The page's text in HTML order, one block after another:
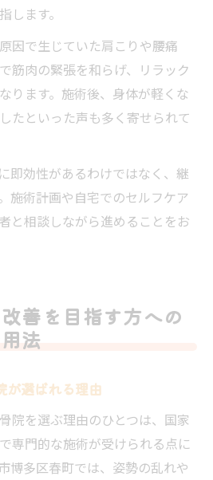
します。
因で生じていた肩こりや腰痛
筋肉の緊張を和らげ、リラック
ります。施術後、身体が軽くな
たといった声も多く寄せられて
即効性があるわけではなく、継
施術計画や自宅でのセルフケア
と相談しながら進めることをお
善を目指す方への
法
が選ばれる理由
院を選ぶ理由のひとつは、国家
専門的な施術が受けられる点に
博多区春町では、姿勢の乱れや